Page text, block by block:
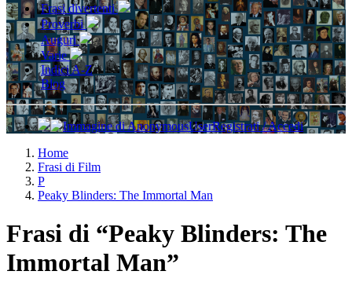
Frasi divertenti
Proverbi
Auguri
Varie
Indici A-Z
Blog
Registrati / Accedi
Home
Frasi di Film
P
Peaky Blinders: The Immortal Man
Frasi di “Peaky Blinders: The
Immortal Man”